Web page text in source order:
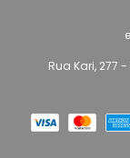
Rua Kari, 277